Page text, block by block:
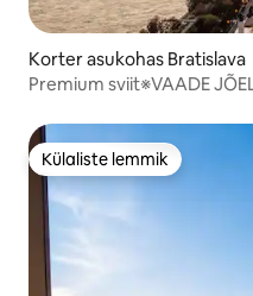
Korter asukohas Bratislava
Premium sviit※VAADE
Külaliste lemmik
Külaliste lemmik